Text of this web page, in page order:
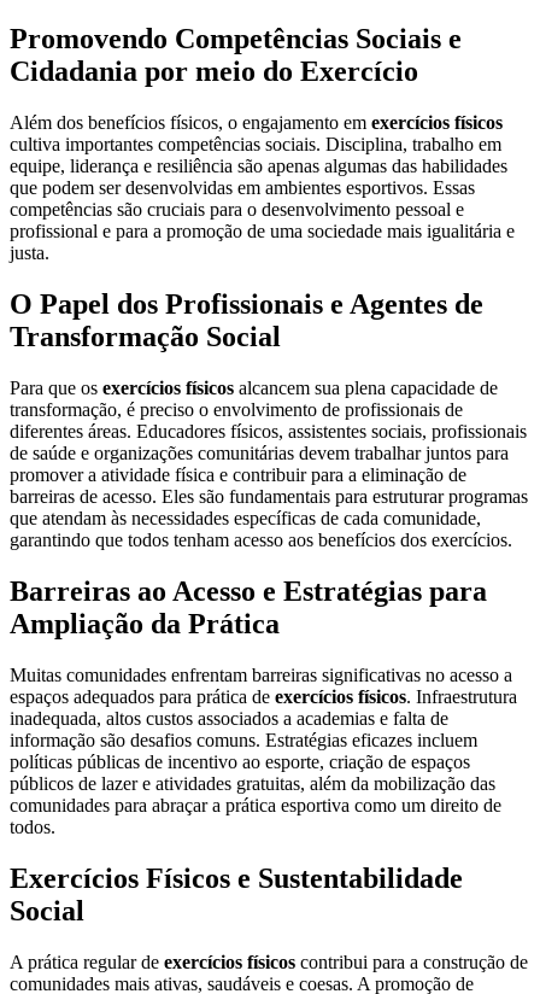
Promovendo Competências Sociais e
Cidadania por meio do Exercício
Além dos benefícios físicos, o engajamento em exercícios físicos
cultiva importantes competências sociais. Disciplina, trabalho em
equipe, liderança e resiliência são apenas algumas das habilidades
que podem ser desenvolvidas em ambientes esportivos. Essas
competências são cruciais para o desenvolvimento pessoal e
profissional e para a promoção de uma sociedade mais igualitária e
justa.
O Papel dos Profissionais e Agentes de
Transformação Social
Para que os exercícios físicos alcancem sua plena capacidade de
transformação, é preciso o envolvimento de profissionais de
diferentes áreas. Educadores físicos, assistentes sociais, profissionais
de saúde e organizações comunitárias devem trabalhar juntos para
promover a atividade física e contribuir para a eliminação de
barreiras de acesso. Eles são fundamentais para estruturar programas
que atendam às necessidades específicas de cada comunidade,
garantindo que todos tenham acesso aos benefícios dos exercícios.
Barreiras ao Acesso e Estratégias para
Ampliação da Prática
Muitas comunidades enfrentam barreiras significativas no acesso a
espaços adequados para prática de exercícios físicos. Infraestrutura
inadequada, altos custos associados a academias e falta de
informação são desafios comuns. Estratégias eficazes incluem
políticas públicas de incentivo ao esporte, criação de espaços
públicos de lazer e atividades gratuitas, além da mobilização das
comunidades para abraçar a prática esportiva como um direito de
todos.
Exercícios Físicos e Sustentabilidade
Social
A prática regular de exercícios físicos contribui para a construção de
comunidades mais ativas, saudáveis e coesas. A promoção de